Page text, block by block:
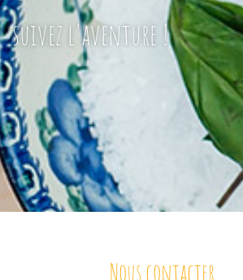
suivez l'aventure !
Nous contacter